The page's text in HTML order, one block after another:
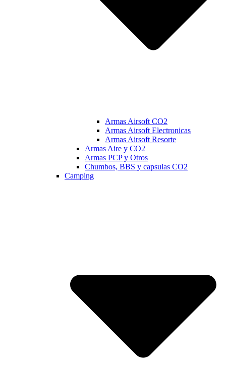
Armas Airsoft CO2
Armas Airsoft Electronicas
Armas Airsoft Resorte
Armas Aire y CO2
Armas PCP y Otros
Chumbos, BBS y capsulas CO2
Camping